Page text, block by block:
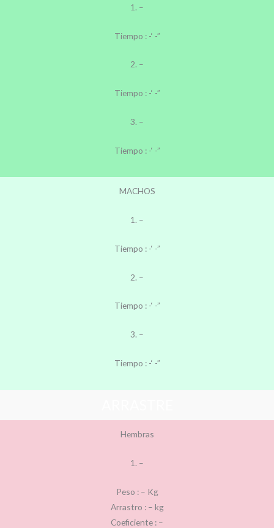
1. –
Tiempo : -‘ -”
2. –
Tiempo : -‘ -”
3. –
Tiempo : -‘ -”
MACHOS
1. –
Tiempo : -‘ -”
2. –
Tiempo : -‘ -”
3. –
Tiempo : -‘ -”
Hembras
1. –
Peso : – Kg
Arrastro : – kg
Coeficiente : –